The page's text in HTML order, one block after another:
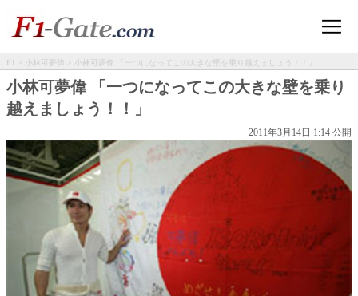
F1 > 小林可夢偉 > 小林可夢偉 「一つになってこの大きな壁を乗り越えましょう！！」
小林可夢偉 「一つになってこの大きな壁を乗り
越えましょう！！」
2011年3月14日 1:14 公開